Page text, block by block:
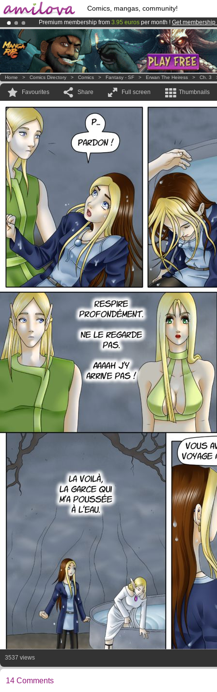
Comics, mangas, community!
Premium membership from 3.95 euros per month ! Get membership
AmilovaKickstarter is now LIVE!.
Already 100000membersand 1000 comics & mangas!.
Home > Comics Directory > Comics > Fantasy - SF > Erwan The Heiress > Ch. 3
Favourites Share Full screen Thumbnails
3537 views
14 Comments